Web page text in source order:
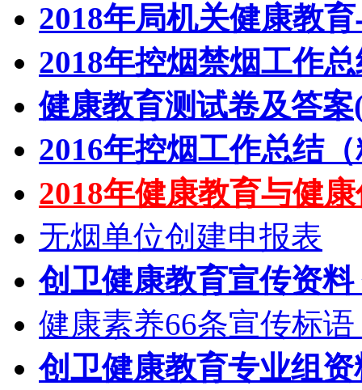
2018年局机关健康教
2018年控烟禁烟工作
健康教育测试卷及答案
2016年控烟工作总结
2018年健康教育与健
无烟单位创建申报表
创卫健康教育宣传资
健康素养66条宣传标
创卫健康教育专业组